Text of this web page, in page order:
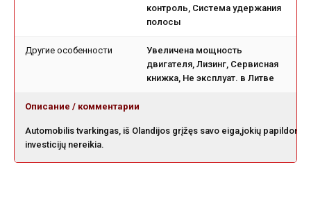
контроль, Система удержания
полосы
Другие особенности
Увеличена мощность
двигателя, Лизинг, Сервисная
книжка, Не эксплуат. в Литве
Описание / комментарии
Automobilis tvarkingas, iš Olandijos grįžęs savo eiga,jokių papildomų
investicijų nereikia.